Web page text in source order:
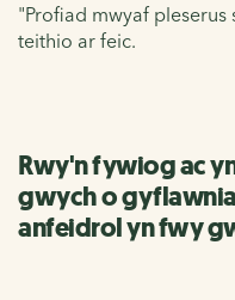
"Profiad mwyaf
teithio ar feic.
Rwy'n fywiog ac
gwych o
anfeidrol yn fwy